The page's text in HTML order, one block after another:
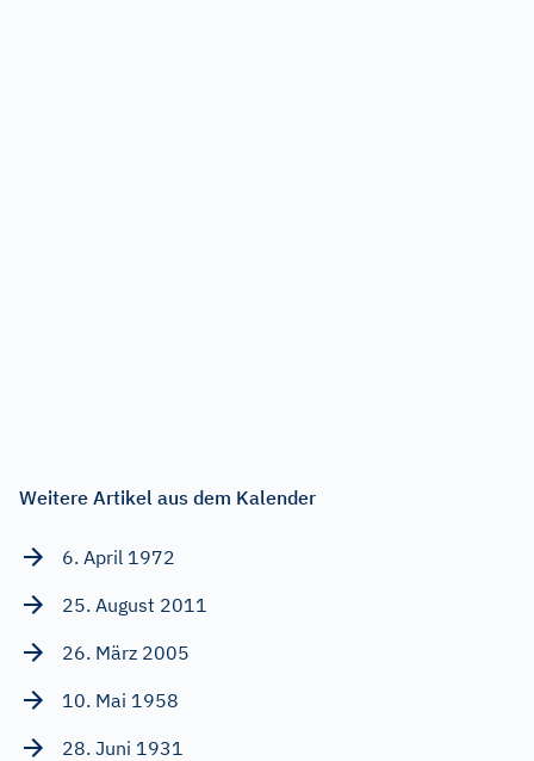
Weitere Artikel aus dem Kalender
6. April 1972
25. August 2011
26. März 2005
10. Mai 1958
28. Juni 1931